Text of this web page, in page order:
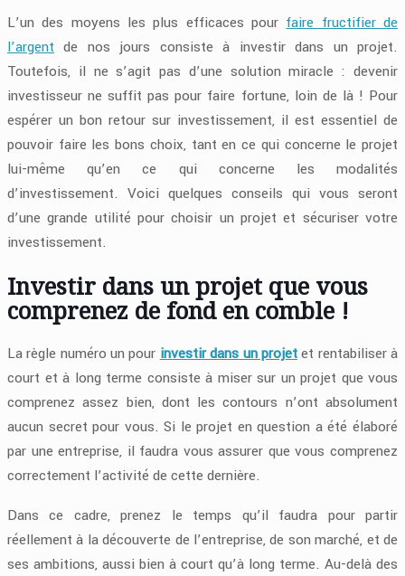
L’un des moyens les plus efficaces pour faire fructifier de
l’argent de nos jours consiste à investir dans un projet.
Toutefois, il ne s’agit pas d’une solution miracle : devenir
investisseur ne suffit pas pour faire fortune, loin de là ! Pour
espérer un bon retour sur investissement, il est essentiel de
pouvoir faire les bons choix, tant en ce qui concerne le projet
lui-même qu’en ce qui concerne les modalités
d’investissement. Voici quelques conseils qui vous seront
d’une grande utilité pour choisir un projet et sécuriser votre
investissement.
Investir dans un projet que vous
comprenez de fond en comble !
La règle numéro un pour investir dans un projetet rentabiliser à
court et à long terme consiste à miser sur un projet que vous
comprenez assez bien, dont les contours n’ont absolument
aucun secret pour vous. Si le projet en question a été élaboré
par une entreprise, il faudra vous assurer que vous comprenez
correctement l’activité de cette dernière.
Dans ce cadre, prenez le temps qu’il faudra pour partir
réellement à la découverte de l’entreprise, de son marché, et de
ses ambitions, aussi bien à court qu’à long terme. Au-delà des